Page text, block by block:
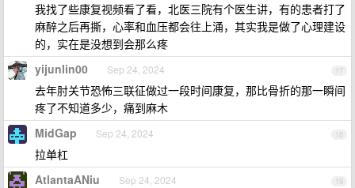
我找了些康复视频看了看，北医三院有个医生讲，有的患者打了
麻醉之后再撕，心率和血压都会往上涌，其实我是做了心理建设
的，实在是没想到会那么疼
17
yijunlin00 Sep 24, 2024
去年肘关节恐怖三联征做过一段时间康复，那比骨折的那一瞬间
疼了不知道多少，痛到麻木
18
MidGap Sep 24, 2024
拉单杠
19
AtlantaANiu Sep 24, 2024